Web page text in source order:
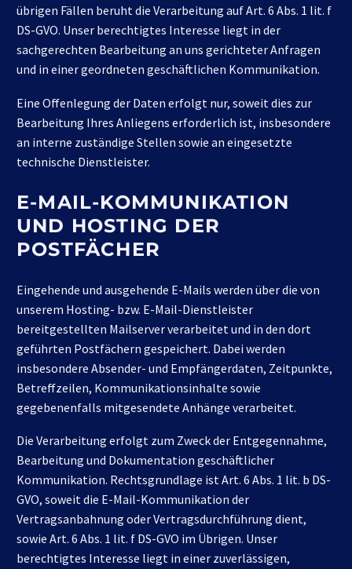
übrigen Fällen beruht die Verarbeitung auf Art. 6 Abs. 1 lit. f
DS-GVO. Unser berechtigtes Interesse liegt in der
sachgerechten Bearbeitung an uns gerichteter Anfragen
und in einer geordneten geschäftlichen Kommunikation.
Eine Offenlegung der Daten erfolgt nur, soweit dies zur
Bearbeitung Ihres Anliegens erforderlich ist, insbesondere
an interne zuständige Stellen sowie an eingesetzte
technische Dienstleister.
E-MAIL-KOMMUNIKATION
UND HOSTING DER
POSTFÄCHER
Eingehende und ausgehende E-Mails werden über die von
unserem Hosting- bzw. E-Mail-Dienstleister
bereitgestellten Mailserver verarbeitet und in den dort
geführten Postfächern gespeichert. Dabei werden
insbesondere Absender- und Empfängerdaten, Zeitpunkte,
Betreffzeilen, Kommunikationsinhalte sowie
gegebenenfalls mitgesendete Anhänge verarbeitet.
Die Verarbeitung erfolgt zum Zweck der Entgegennahme,
Bearbeitung und Dokumentation geschäftlicher
Kommunikation. Rechtsgrundlage ist Art. 6 Abs. 1 lit. b DS-
GVO, soweit die E-Mail-Kommunikation der
Vertragsanbahnung oder Vertragsdurchführung dient,
sowie Art. 6 Abs. 1 lit. f DS-GVO im Übrigen. Unser
berechtigtes Interesse liegt in einer zuverlässigen,